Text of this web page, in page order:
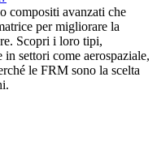
compositi avanzati che
per migliorare la
Scopri i loro tipi,
settori come aerospaziale,
le FRM sono la scelta